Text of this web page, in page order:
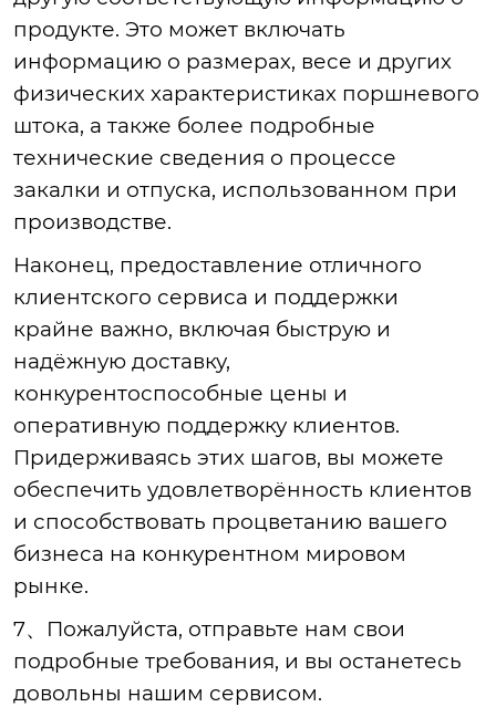
продукте. Это может включать
информацию о размерах, весе и других
физических характеристиках поршневого
штока, а также более подробные
технические сведения о процессе
закалки и отпуска, использованном при
производстве.
Наконец, предоставление отличного
клиентского сервиса и поддержки
крайне важно, включая быструю и
надёжную доставку,
конкурентоспособные цены и
оперативную поддержку клиентов.
Придерживаясь этих шагов, вы можете
обеспечить удовлетворённость клиентов
и способствовать процветанию вашего
бизнеса на конкурентном мировом
рынке.
7、 Пожалуйста, отправьте нам свои
подробные требования, и вы останетесь
довольны нашим сервисом.